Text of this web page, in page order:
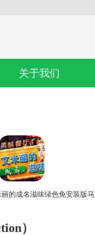
关于我们
的成名滋味绿色免安装版
）